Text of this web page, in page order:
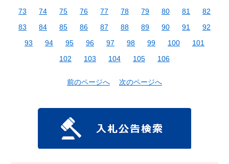
73
74 75 76 77 78 79 80 81
82
83
84 85 86 87 88 89 90 91
92
93
94 95 96 97 98 99 100
101
102
103 104 105 106
前のページへ 次のページへ